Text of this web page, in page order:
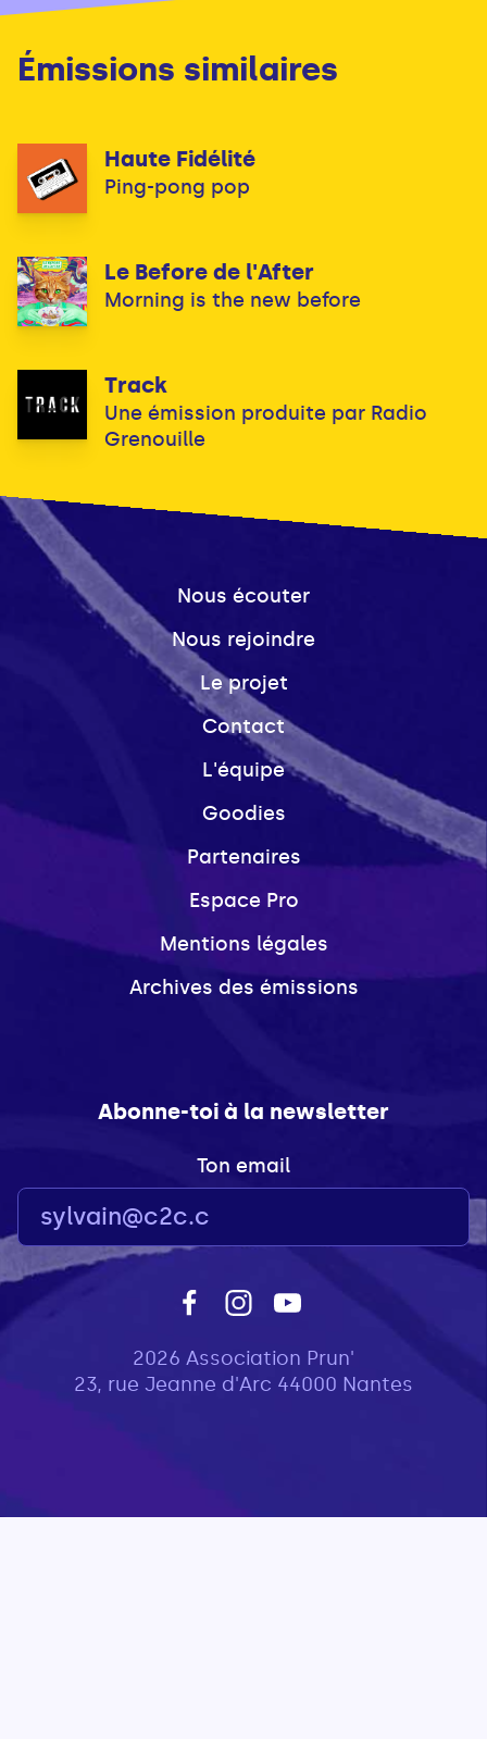
Émissions similaires
Haute Fidélité
Ping-pong pop
Le Before de l'After
Morning is the new before
Track
Une émission produite par Radio
Grenouille
Nous écouter
Nous rejoindre
Le projet
Contact
L'équipe
Goodies
Partenaires
Espace Pro
Mentions légales
Archives des émissions
Abonne-toi à la newsletter
Ton email
2026 Association Prun'
23, rue Jeanne d'Arc 44000 Nantes